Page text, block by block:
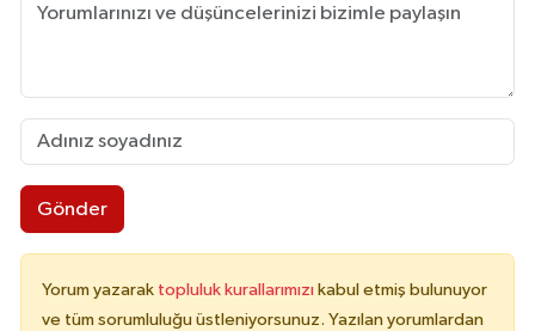
Gönder
Yorum yazarak topluluk kurallarımızı kabul etmiş bulunuyor
ve tüm sorumluluğu üstleniyorsunuz. Yazılan yorumlardan